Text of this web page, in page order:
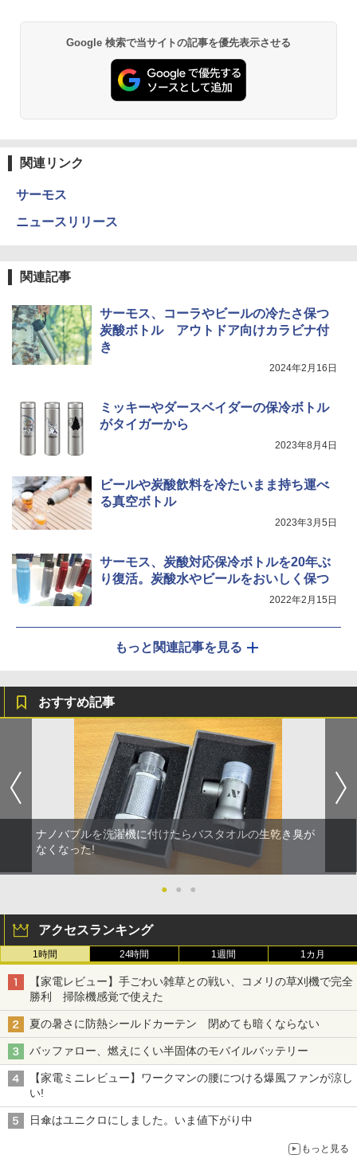
Google 検索で当サイトの記事を優先表示させる
関連リンク
サーモス
ニュースリリース
関連記事
サーモス、コーラやビールの冷たさ保つ
炭酸ボトル アウトドア向けカラビナ付
き
2024年2月16日
ミッキーやダースベイダーの保冷ボトル
がタイガーから
2023年8月4日
ビールや炭酸飲料を冷たいまま持ち運べ
る真空ボトル
2023年3月5日
サーモス、炭酸対応保冷ボトルを20年ぶ
り復活。炭酸水やビールをおいしく保つ
2022年2月15日
もっと関連記事を見る
おすすめ記事
ナノバブルを洗濯機に付けたらバスタオルの生乾き臭が
なくなった!
● ● ●
アクセスランキング
1時間 24時間 1週間 1カ月
【家電レビュー】手ごわい雑草との戦い、コメリの草刈機で完全
勝利 掃除機感覚で使えた
夏の暑さに防熱シールドカーテン 閉めても暗くならない
バッファロー、燃えにくい半固体のモバイルバッテリー
【家電ミニレビュー】ワークマンの腰につける爆風ファンが涼し
い!
日傘はユニクロにしました。いま値下がり中
もっと見る